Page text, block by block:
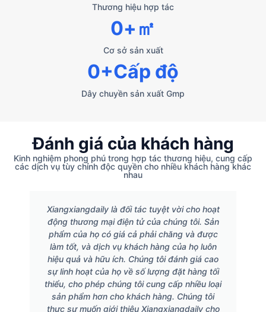
Thương hiệu hợp tác
Cơ sở sản xuất
0+㎡
Dây chuyền sản xuất Gmp
0+Cấp độ
Đánh giá của khách hàng
Kinh nghiệm phong phú trong hợp tác thương hiệu, cung cấp
các dịch vụ tùy chỉnh độc quyền cho nhiều khách hàng khác
nhau
Xiangxiangdaily là đối tác tuyệt vời cho hoạt
động thương mại điện tử của chúng tôi. Sản
phẩm của họ có giá cả phải chăng và được
làm tốt, và dịch vụ khách hàng của họ luôn
hiệu quả và hữu ích. Chúng tôi đánh giá cao
sự linh hoạt của họ về số lượng đặt hàng tối
thiểu, cho phép chúng tôi cung cấp nhiều loại
sản phẩm hơn cho khách hàng. Chúng tôi
thực sự muốn giới thiệu Xiangxiangdaily cho